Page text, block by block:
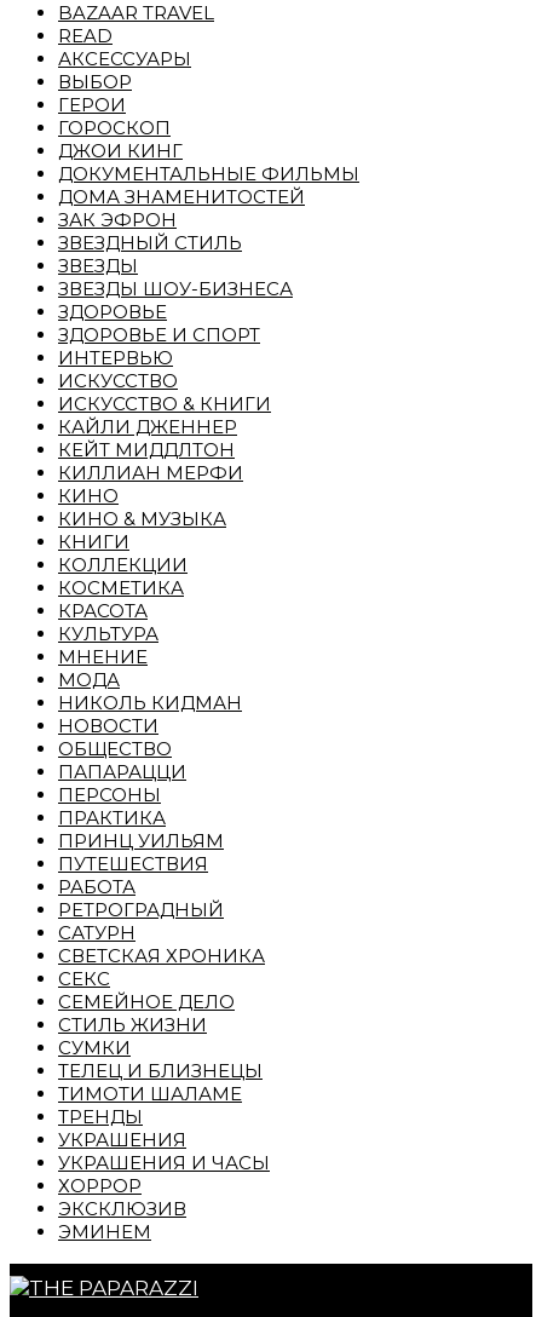
BAZAAR TRAVEL
READ
АКСЕССУАРЫ
ВЫБОР
ГЕРОИ
ГОРОСКОП
ДЖОИ КИНГ
ДОКУМЕНТАЛЬНЫЕ ФИЛЬМЫ
ДОМА ЗНАМЕНИТОСТЕЙ
ЗАК ЭФРОН
ЗВЕЗДНЫЙ СТИЛЬ
ЗВЕЗДЫ
ЗВЕЗДЫ ШОУ-БИЗНЕСА
ЗДОРОВЬЕ
ЗДОРОВЬЕ И СПОРТ
ИНТЕРВЬЮ
ИСКУССТВО
ИСКУССТВО & КНИГИ
КАЙЛИ ДЖЕННЕР
КЕЙТ МИДДЛТОН
КИЛЛИАН МЕРФИ
КИНО
КИНО & МУЗЫКА
КНИГИ
КОЛЛЕКЦИИ
КОСМЕТИКА
КРАСОТА
КУЛЬТУРА
МНЕНИЕ
МОДА
НИКОЛЬ КИДМАН
НОВОСТИ
ОБЩЕСТВО
ПАПАРАЦЦИ
ПЕРСОНЫ
ПРАКТИКА
ПРИНЦ УИЛЬЯМ
ПУТЕШЕСТВИЯ
РАБОТА
РЕТРОГРАДНЫЙ
САТУРН
СВЕТСКАЯ ХРОНИКА
СЕКС
СЕМЕЙНОЕ ДЕЛО
СТИЛЬ ЖИЗНИ
СУМКИ
ТЕЛЕЦ И БЛИЗНЕЦЫ
ТИМОТИ ШАЛАМЕ
ТРЕНДЫ
УКРАШЕНИЯ
УКРАШЕНИЯ И ЧАСЫ
ХОРРОР
ЭКСКЛЮЗИВ
ЭМИНЕМ